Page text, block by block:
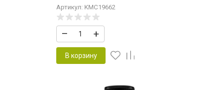
Коричневый.
Light.Brown.Chocolate.Ash 60 мл Светло-
Коричневый Шоколадный Пепельный
Артикул: KMC19662
– +
В корзину